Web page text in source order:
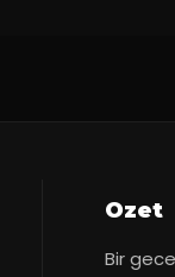
Ozet
Bir